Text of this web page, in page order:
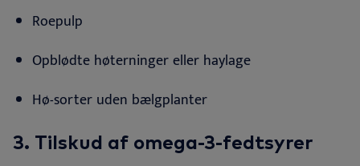
Roepulp
Opblødte høterninger eller haylage
Hø-sorter uden bælgplanter
3. Tilskud af omega-3-fedtsyrer